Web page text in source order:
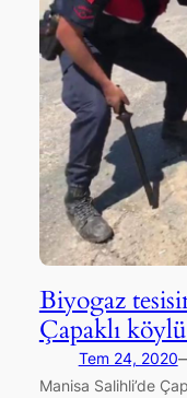
Biyogaz
Çapaklı
Tem 24, 2020
Manisa Salihli’de